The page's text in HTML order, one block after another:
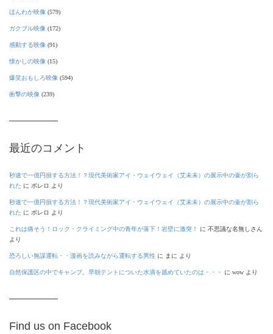
ほんわか映像 (579)
ガクブル映像 (172)
感動する映像 (91)
懐かしの映像 (15)
爆笑おもしろ映像 (594)
衝撃の映像 (239)
最近のコメント
秒速で一億円損する方法！？現代美術家アイ・ウェイウェイ（艾未未）の展示中の壷が割ら
れた に ボレロ より
秒速で一億円損する方法！？現代美術家アイ・ウェイウェイ（艾未未）の展示中の壷が割ら
れた に ボレロ より
これは痛そう！ロック・クライミング中の青年が落下！岩壁に激突！ に 不思議な名無しさん
より
恐ろしい無謀運転・・漫画を読みながら運転する男性 に まに より
自然保護区の中でキャンプ。早朝テントについた水滴を舐めていたのは・・・ に wow より
Find us on Facebook